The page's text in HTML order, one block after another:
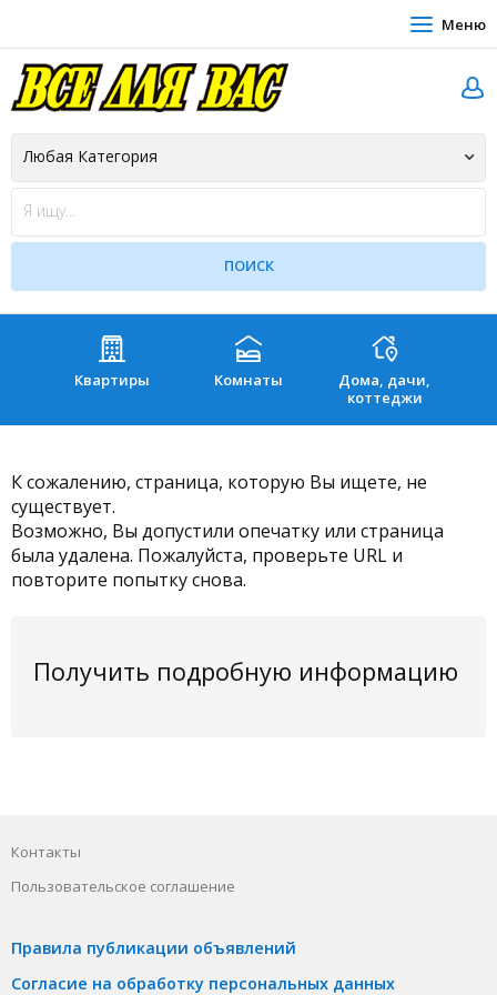
Меню
Квартиры Комнаты
Дома, дачи,
коттеджи
К сожалению, страница, которую Вы ищете, не
существует.
Возможно, Вы допустили опечатку или страница
была удалена. Пожалуйста, проверьте URL и
повторите попытку снова.
Получить подробную информацию
Контакты
Пользовательское соглашение
Правила публикации объявлений
Согласие на обработку персональных данных